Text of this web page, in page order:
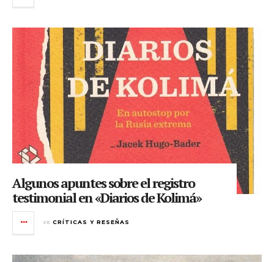
Algunos apuntes sobre el registro
testimonial en «Diarios de Kolimá»
en CRÍTICAS Y RESEÑAS